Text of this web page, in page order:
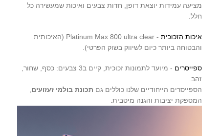
מציעה עמידות יוצאת דופן, חדות צבעים ואיכות שמעשירה כל
חלל.
איכות הזכוכית
- Platinum Max 800 ultra clear (האיכותית
והבטוחה ביותר כיום לשיווק בשוק הפרטי).
ספייסרים
- מיועד לתמונות זכוכית, קיים ב3 צבעים: כסף, שחור,
זהב.
הספייסרים הייחודיים שלנו כוללים גם תכונת בולמי זעזועים,
המספקת יציבות והגנה מיטבית.